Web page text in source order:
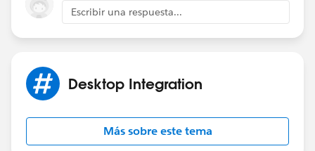
Escribir una respuesta...
Desktop Integration
Más sobre este tema